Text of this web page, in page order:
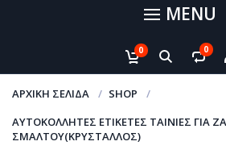
MENU
0 0
ΑΡΧΙΚΉ ΣΕΛΊΔΑ
SHOP
ΑΥΤΟΚΌΛΛΗΤΕΣ ΕΤΙΚΈΤΕΣ ΤΑΙΝΊΕΣ ΓΙΑ
ΣΜΆΛΤΟΥ(ΚΡΎΣΤΑΛΛΟΣ)